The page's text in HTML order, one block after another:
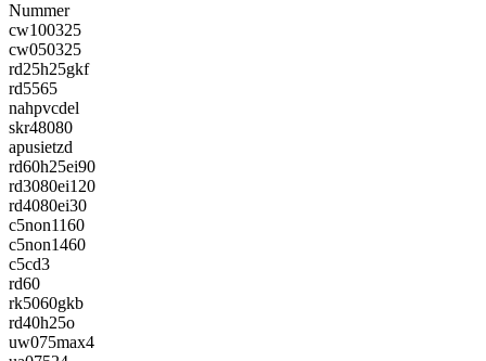
Nummer
cw100325
cw050325
rd25h25gkf
rd5565
nahpvcdel
skr48080
apusietzd
rd60h25ei90
rd3080ei120
rd4080ei30
c5non1160
c5non1460
c5cd3
rd60
rk5060gkb
rd40h25o
uw075max4